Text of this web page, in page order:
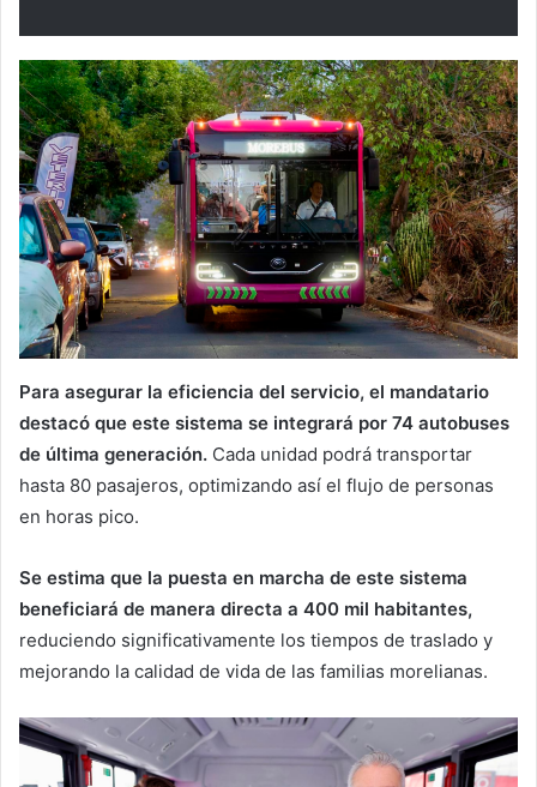
Para asegurar la eficiencia del servicio, el mandatario
destacó que este sistema se integrará por 74 autobuses
de última generación. Cada unidad podrá transportar
hasta 80 pasajeros, optimizando así el flujo de personas
en horas pico.
Se estima que la puesta en marcha de este sistema
beneficiará de manera directa a 400 mil habitantes,
reduciendo significativamente los tiempos de traslado y
mejorando la calidad de vida de las familias morelianas.